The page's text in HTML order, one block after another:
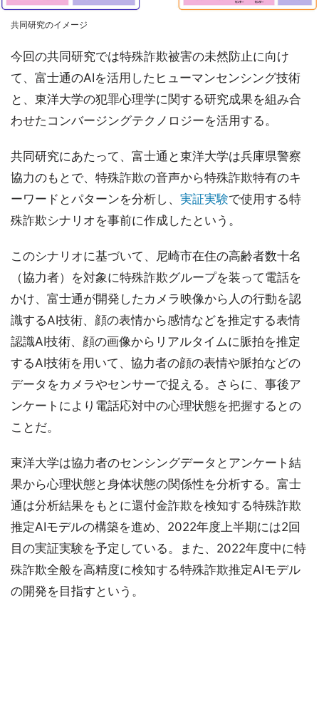
共同研究のイメージ
今回の共同研究では特殊詐欺被害の未然防止に向け
て、富士通のAIを活用したヒューマンセンシング技術
と、東洋大学の犯罪心理学に関する研究成果を組み合
わせたコンバージングテクノロジーを活用する。
共同研究にあたって、富士通と東洋大学は兵庫県警察
協力のもとで、特殊詐欺の音声から特殊詐欺特有のキ
ーワードとパターンを分析し、 実証実験で使用する特
殊詐欺シナリオを事前に作成したという。
このシナリオに基づいて、尼崎市在住の高齢者数十名
（協力者）を対象に特殊詐欺グループを装って電話を
かけ、富士通が開発したカメラ映像から人の行動を認
識するAI技術、顔の表情から感情などを推定する表情
認識AI技術、顔の画像からリアルタイムに脈拍を推定
するAI技術を用いて、協力者の顔の表情や脈拍などの
データをカメラやセンサーで捉える。さらに、事後ア
ンケートにより電話応対中の心理状態を把握するとの
ことだ。
東洋大学は協力者のセンシングデータとアンケート結
果から心理状態と身体状態の関係性を分析する。富士
通は分析結果をもとに還付金詐欺を検知する特殊詐欺
推定AIモデルの構築を進め、2022年度上半期には2回
目の実証実験を予定している。また、2022年度中に特
殊詐欺全般を高精度に検知する特殊詐欺推定AIモデル
の開発を目指すという。